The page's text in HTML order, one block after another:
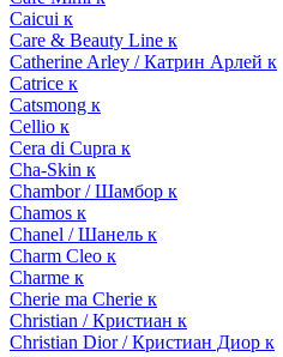
Caicui к
Care & Beauty Line к
Catherine Arley / Катрин Арлей к
Catrice к
Catsmong к
Cellio к
Cera di Cupra к
Cha-Skin к
Chambor / Шамбор к
Chamos к
Chanel / Шанель к
Charm Cleo к
Charme к
Cherie ma Cherie к
Christian / Кристиан к
Christian Dior / Кристиан Диор к